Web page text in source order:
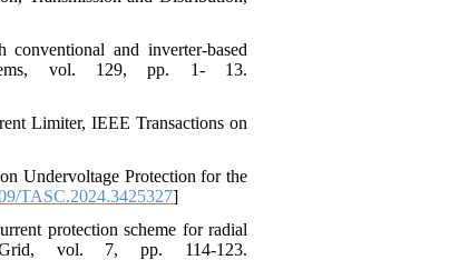
and inverter-based
vol. 129, pp. 1- 13.
Limiter, IEEE Transactions on
Undervoltage Protection for the
TASC.2024.3425327]
protection scheme for radial
Grid, vol. 7, pp. 114-123.